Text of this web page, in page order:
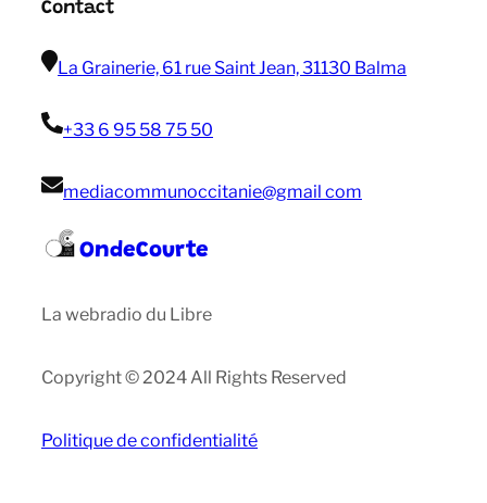
Contact
La Grainerie, 61 rue Saint Jean, 31130 Balma
+33 6 95 58 75 50
mediacommunoccitanie@gmail com
OndeCourte
La webradio du Libre
Copyright © 2024 All Rights Reserved
Politique de confidentialité